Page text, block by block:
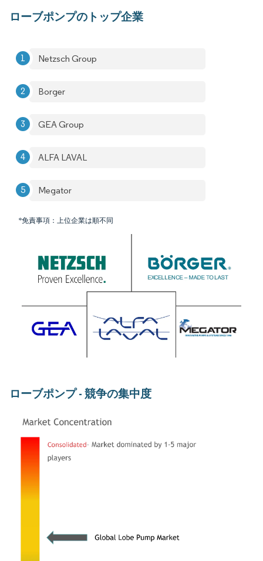
ローブポンプのトップ企業
Netzsch Group
Borger
GEA Group
ALFA LAVAL
Megator
*免責事項：上位企業は順不同
ローブポンプ - 競争の集中度